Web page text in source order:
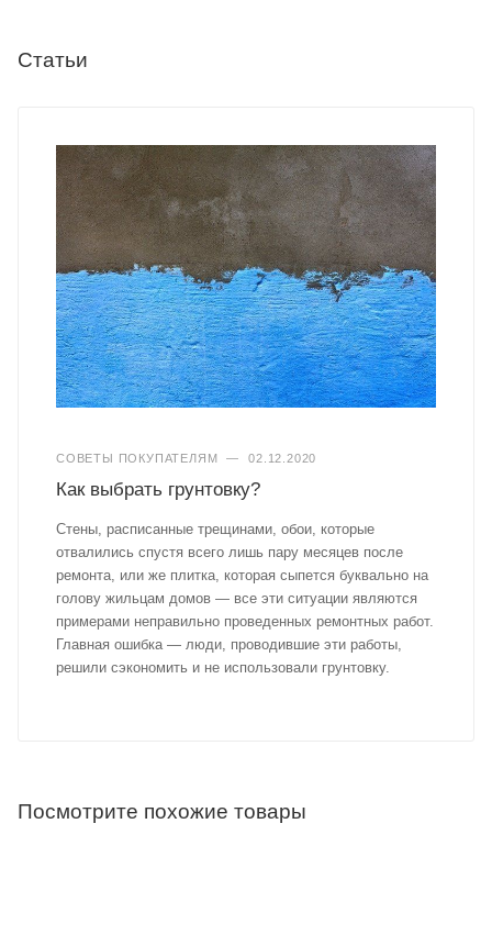
Статьи
СОВЕТЫ ПОКУПАТЕЛЯМ — 02.12.2020
Как выбрать грунтовку?
Стены, расписанные трещинами, обои, которые
отвалились спустя всего лишь пару месяцев после
ремонта, или же плитка, которая сыпется буквально на
голову жильцам домов — все эти ситуации являются
примерами неправильно проведенных ремонтных работ.
Главная ошибка — люди, проводившие эти работы,
решили сэкономить и не использовали грунтовку.
Посмотрите похожие товары